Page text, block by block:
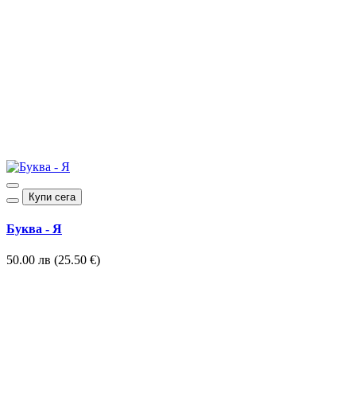
Купи сега
Буква - Я
50.00 лв (25.50 €)